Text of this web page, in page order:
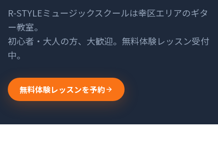
R-STYLEミュージックスクールは幸区エリアのギタ
ー教室。
初心者・大人の方、大歓迎。無料体験レッスン受付
中。
無料体験レッスンを予約